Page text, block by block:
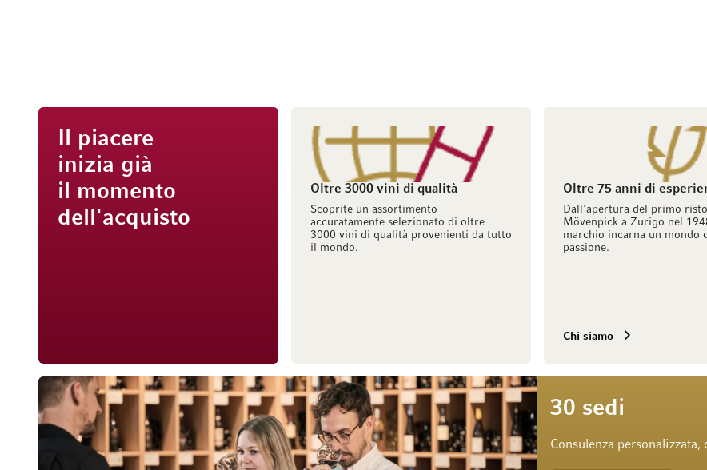
Il piacere
inizia già
il momento
dell'acquisto
Oltre 3000 vini di qualità
Scoprite un assortimento
accuratamente selezionato di oltre
3000 vini di qualità provenienti da tutto
il mondo.
Oltre 75 anni di
Dall'apertura del primo
Mövenpick a Zurigo nel
marchio incarna un mondo
passione.
Chi siamo
30 sedi
Consulenza